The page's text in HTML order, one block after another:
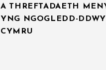
A THREFTADAETH
YNG NGOGLEDD-
CYMRU